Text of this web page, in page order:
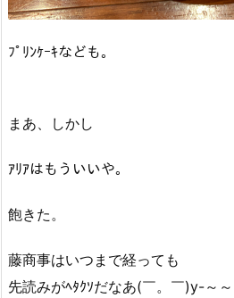
ﾌﾟﾘﾝｹｰｷなども。
まあ、しかし
ｱﾘｱはもういいや。
飽きた。
藤商事はいつまで経っても
先読みがﾍﾀｸｿだなあ(￣。￣)y-～～